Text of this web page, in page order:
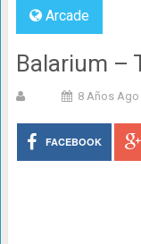
Arcade
Balarium –
8 Años Ago
FACEBOOK